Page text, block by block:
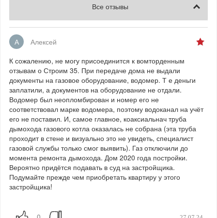
Все отзывы
А
Алексей
К сожалению, не могу присоединится к вомторденным
отзывам о Строим 35. При передаче дома не выдали
документы на газовое оборудование, водомер. Т е деньги
заплатили, а документов на оборудование не отдали.
Водомер был неопломбирован и номер его не
соответствовал марке водомера, поэтому водоканал на учёт
его не поставил. И, самое главное, коаксиальнач труба
дымохода газового котла оказалась не собрана (эта труба
проходит в стене и визуально это не увидеть, специалист
газовой службы только смог выявить). Газ отключили до
момента ремонта дымохода. Дом 2020 года постройки.
Вероятно придётся подавать в суд на застройщика.
Подумайте прежде чем приобретать квартиру у этого
застройщика!